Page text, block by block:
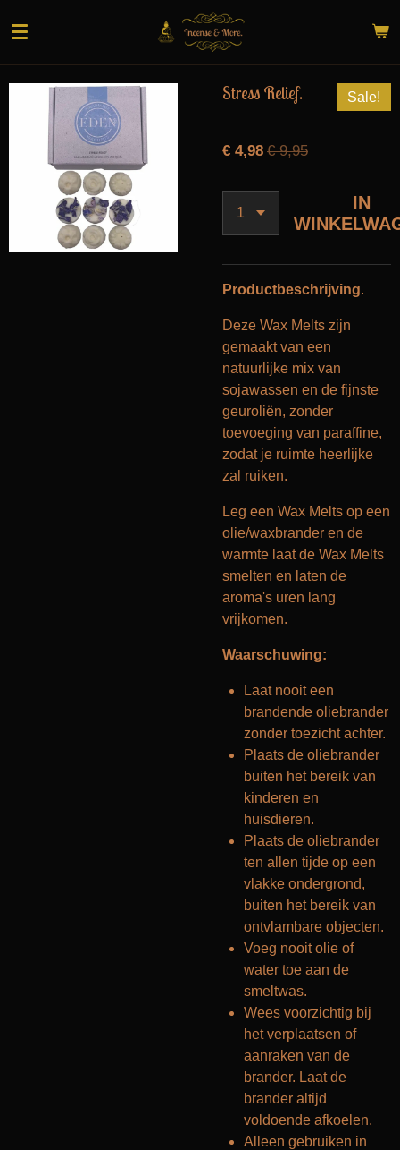
direct
naar
de
hoofdinhoud
Stress Relief. Sale!
€ 4,98 € 9,95
IN
Productbeschrijving.
Deze Wax Melts zijn
gemaakt van een
natuurlijke mix van
sojawassen en de fijnste
geuroliën, zonder
toevoeging van paraffine,
zodat je ruimte heerlijke
zal ruiken.
Leg een Wax Melts op een
olie/waxbrander en de
warmte laat de Wax Melts
smelten en laten de
aroma's uren lang
vrijkomen.
Waarschuwing:
Laat nooit een
brandende oliebrander
zonder toezicht achter.
Plaats de oliebrander
buiten het bereik van
kinderen en
huisdieren.
Plaats de oliebrander
ten allen tijde op een
vlakke ondergrond,
buiten het bereik van
ontvlambare objecten.
Voeg nooit olie of
water toe aan de
smeltwas.
Wees voorzichtig bij
het verplaatsen of
aanraken van de
brander. Laat de
brander altijd
voldoende afkoelen.
Alleen gebruiken in